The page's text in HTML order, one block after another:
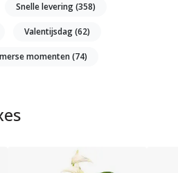
Snelle levering(358)
Valentijsdag(62)
momenten(74)